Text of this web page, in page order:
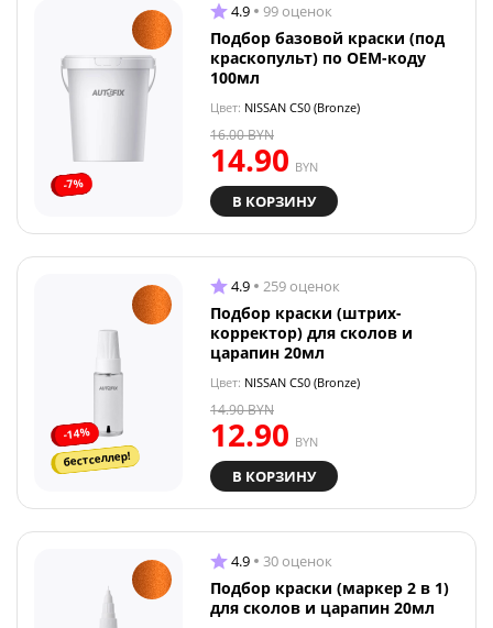
-7%
4.9 99 оценок
Подбор базовой краски (под
краскопульт) по OEM-коду
100мл
Цвет: NISSAN CS0 (Bronze)
14.90 BYN
16.00BYN
В КОРЗИНУ
-14%
бестселлер!
4.9 259 оценок
Подбор краски (штрих-
корректор) для сколов и
царапин 20мл
Цвет: NISSAN CS0 (Bronze)
12.90 BYN
14.90BYN
В КОРЗИНУ
4.9 30 оценок
Подбор краски (маркер 2 в 1)
для сколов и царапин 20мл